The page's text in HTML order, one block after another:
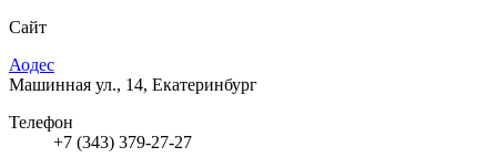
Сайт
Аодес
Машинная ул., 14, Екатеринбург
Телефон
+7 (343) 379-27-27